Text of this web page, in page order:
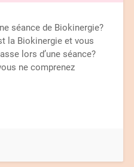
séance de Biokinergie?
la Biokinergie et vous
lors d’une séance?
ne comprenez